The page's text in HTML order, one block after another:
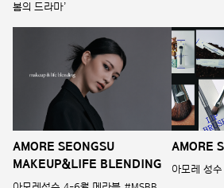
봄의 드라마’
AMORE SEONGSU
MAKEUP&LIFE BLENDING
AMORE
아모레 성수